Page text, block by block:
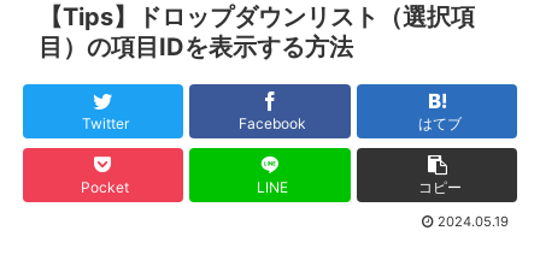
【Tips】ドロップダウンリスト（選択項
目）の項目IDを表示する方法
Twitter Facebook はてブ
Pocket LINE コピー
2024.05.19